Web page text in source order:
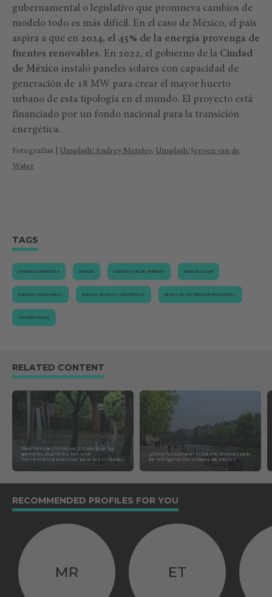
gubernamental o legislativo que promueva cambios de
modelo todo es más difícil. En el caso de México, el país
aspira a que en 2024, el 45% de la energía provenga de
fuentes renovables. En 2022, el gobierno de la Ciudad
de México instaló paneles solares con capacidad de
generación de 18 MW para crear el mayor huerto
urbano de esta tipología en el mundo. El proyecto está
financiado por un fondo nacional para la transición
energética.
Fotografías | Unsplash/Andrey Metelev, Unsplash/Jeroen van de
Water
TAGS
EFICIENCIA ENERGÉTICA ENERGÍA ENERGÍA & MEDIO AMBIENTE ENERGÍA SOLAR
ENERGÍAS RENOVABLES NUEVOS MODELOS ENERGÉTICOS REDES DE DISTRIBUCIÓN INTELIGENTES
TOMORROW.MAG
RELATED CONTENT
Resiliencia climática 2.0: por qué los
gemelos digitales son una
herramienta esencial para las ciudades
¿Cómo funciona el sistema centralizado
de refrigeración urbana de París?
RECOMMENDED PROFILES FOR YOU
MR ET